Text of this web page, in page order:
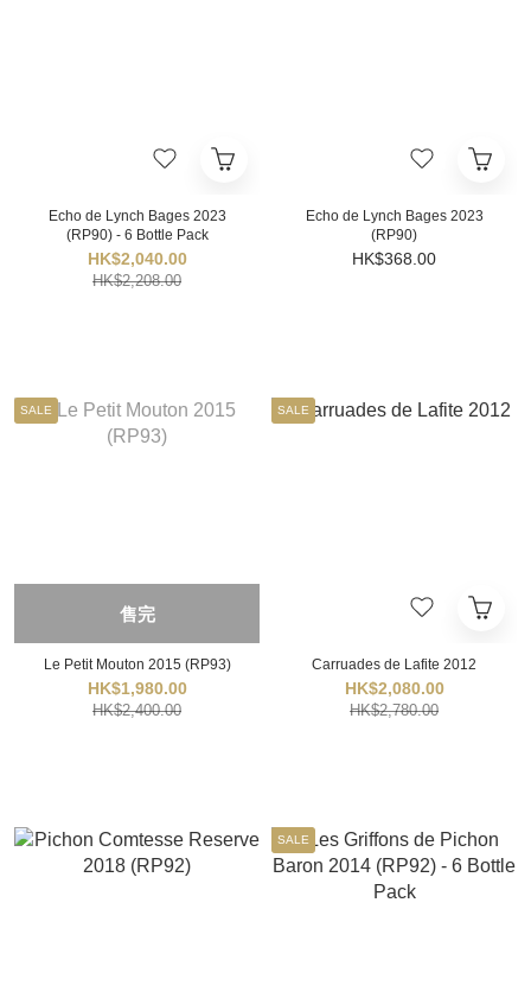
Echo de Lynch Bages 2023
(RP90) - 6 Bottle Pack
HK$2,040.00
HK$2,208.00
Echo de Lynch Bages 2023
(RP90)
HK$368.00
SALE
售完
Le Petit Mouton 2015 (RP93)
HK$1,980.00
HK$2,400.00
SALE
Carruades de Lafite 2012
HK$2,080.00
HK$2,780.00
SALE